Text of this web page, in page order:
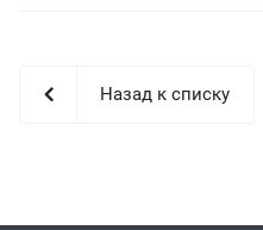
Назад к списку